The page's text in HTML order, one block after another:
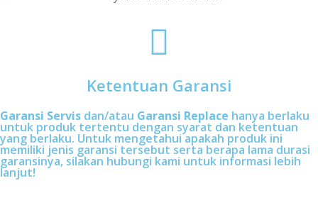
Garansi Servisdan/atauGaransi Replacehanya berlaku
untuk produk tertentu dengan syarat dan ketentuan
yang berlaku. Untuk mengetahui apakah produk ini
memiliki jenis garansi tersebut serta berapa lama durasi
garansinya, silakan hubungi kami untuk informasi lebih